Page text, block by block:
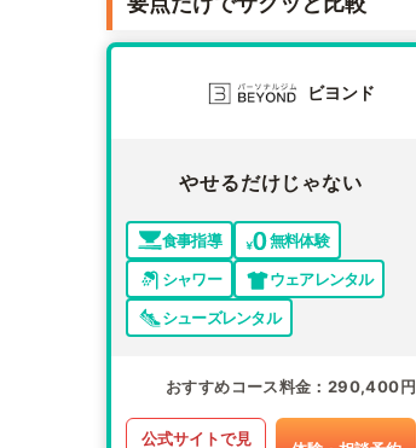
ビヨンド
やせるだけじゃない
食事指導
無料体験
シャワー
ウェアレンタル
シューズレンタル
おすすめコース料金 290,400円
公式サイトで見